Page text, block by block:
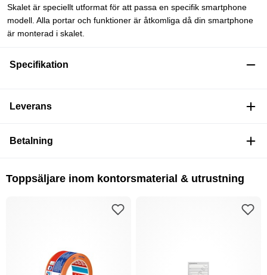
Skalet är speciellt utformat för att passa en specifik smartphone
modell. Alla portar och funktioner är åtkomliga då din smartphone
är monterad i skalet.
Specifikation
Leverans
Betalning
Toppsäljare inom kontorsmaterial & utrustning